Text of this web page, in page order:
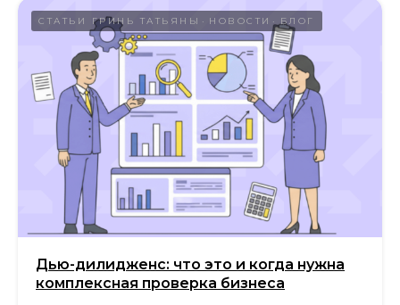
СТАТЬИ ГРИНЬ ТАТЬЯНЫ НОВОСТИ БЛОГ
Дью-дилидженс: что это и когда нужна
комплексная проверка бизнеса